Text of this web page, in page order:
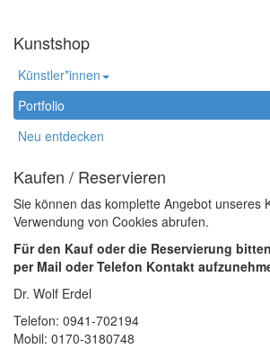
Kunstshop
Künstler*innen
Portfolio
Neu entdecken
Kaufen / Reservieren
Sie können das komplette Angebot unseres
Verwendung von Cookies abrufen.
Für den Kauf oder die Reservierung
per Mail oder Telefon Kontakt
Dr. Wolf Erdel
Telefon: 0941-702194
Mobil: 0170-3180748